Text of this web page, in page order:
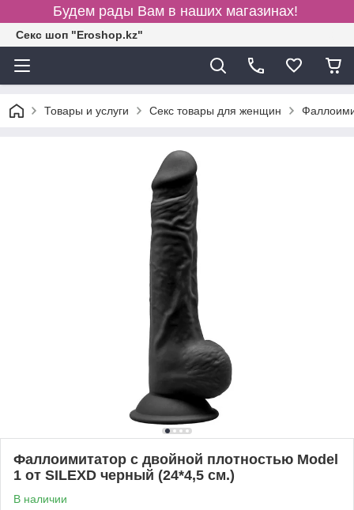
Будем рады Вам в наших магазинах!
Секс шоп "Eroshop.kz"
Товары и услуги Секс товары для женщин
Фаллоимитатор с двойной плотностью Model
1 от SILEXD черный (24*4,5 см.)
В наличии